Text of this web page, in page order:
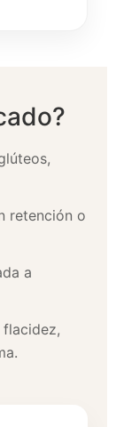
retención o
a